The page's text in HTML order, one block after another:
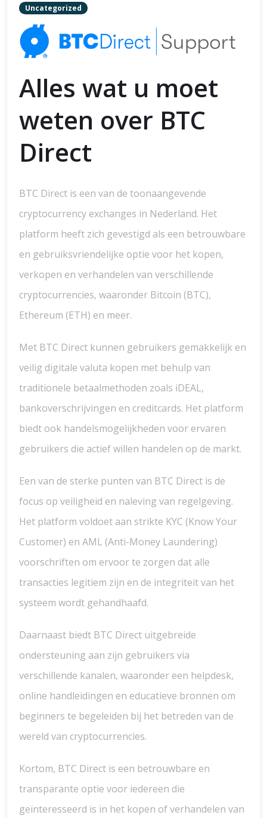
Uncategorized
Alles wat u moet
weten over BTC
Direct
BTC Direct is een van de toonaangevende
cryptocurrency exchanges in Nederland. Het
platform heeft zich gevestigd als een betrouwbare
en gebruiksvriendelijke optie voor het kopen,
verkopen en verhandelen van verschillende
cryptocurrencies, waaronder Bitcoin (BTC),
Ethereum (ETH) en meer.
Met BTC Direct kunnen gebruikers gemakkelijk en
veilig digitale valuta kopen met behulp van
traditionele betaalmethoden zoals iDEAL,
bankoverschrijvingen en creditcards. Het platform
biedt ook handelsmogelijkheden voor ervaren
gebruikers die actief willen handelen op de markt.
Een van de sterke punten van BTC Direct is de
focus op veiligheid en naleving van regelgeving.
Het platform voldoet aan strikte KYC (Know Your
Customer) en AML (Anti-Money Laundering)
voorschriften om ervoor te zorgen dat alle
transacties legitiem zijn en de integriteit van het
systeem wordt gehandhaafd.
Daarnaast biedt BTC Direct uitgebreide
ondersteuning aan zijn gebruikers via
verschillende kanalen, waaronder een helpdesk,
online handleidingen en educatieve bronnen om
beginners te begeleiden bij het betreden van de
wereld van cryptocurrencies.
Kortom, BTC Direct is een betrouwbare en
transparante optie voor iedereen die
geïnteresseerd is in het kopen of verhandelen van